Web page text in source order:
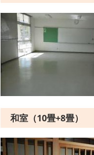
和室（10畳+8畳）